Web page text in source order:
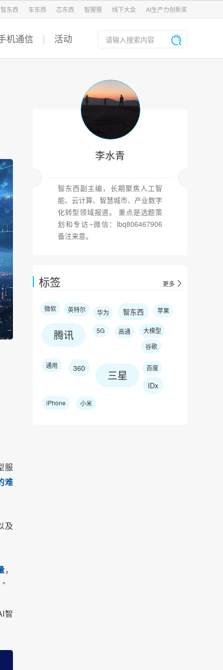
智东西 车东西 芯东西 智猩猩 线下大会 AI生产力创新奖
机通信 活动
李水青
智东西副主编，长期聚焦人工智
能、云计算、智慧城市、产业数字
化转型领域报道。 重点是选题策
划和专访~微信：lbq806467906
备注来意。
标签 更多
微软 英特尔 华为 智东西 苹果
腾讯 5G 高通
大模型
谷歌
通用 360 三星
百度
IDx
iPhone 小米
服
难
及
，
智